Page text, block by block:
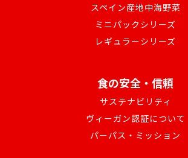
スペイン産地中海野菜
ミニパックシリーズ
レギュラーシリーズ
食の安全・信頼
サステナビリティ
ヴィーガン認証について
パーパス・ミッション